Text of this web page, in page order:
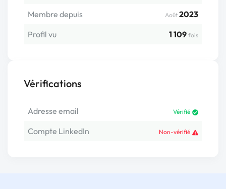
Membre depuis Août 2023
Profil vu
1 109 fois
Vérifications
Adresse email Vérifié
Compte LinkedIn Non-vérifié